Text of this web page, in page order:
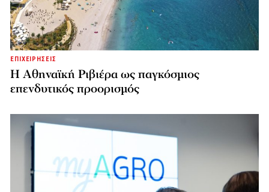
ΕΠΙΧΕΙΡΗΣΕΙΣ
Η Αθηναϊκή Ριβιέρα ως παγκόσμιος
επενδυτικός προορισμός